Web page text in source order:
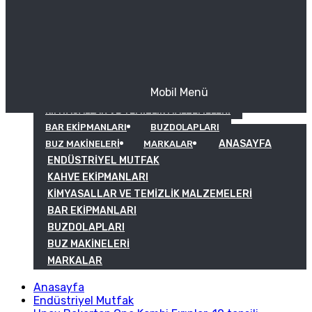
KIMYASALLAR VE TEMIZLIK MALZEMELERI
BAR EKIPMANLARI
BUZDOLAPLARI
BUZ MAKINELERI
MARKALAR
Mobil Menü
ANASAYFA
ENDÜSTRIYEL MUTFAK
KAHVE EKIPMANLARI
KIMYASALLAR VE TEMIZLIK MALZEMELERI
BAR EKIPMANLARI
BUZDOLAPLARI
BUZ MAKINELERI
MARKALAR
Anasayfa
Endüstriyel Mutfak